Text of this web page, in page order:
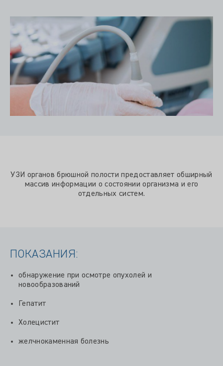
УЗИ органов брюшной полости предоставляет обширный
массив информации о состоянии организма и его
отдельных систем.
ПОКАЗАНИЯ:
обнаружение при осмотре опухолей и
новообразований
Гепатит
Холецистит
желчнокаменная болезнь